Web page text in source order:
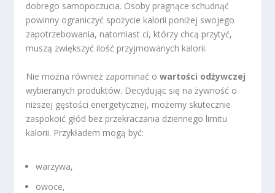
dobrego samopoczucia. Osoby pragnące schudnąć
powinny ograniczyć spożycie kalorii poniżej swojego
zapotrzebowania, natomiast ci, którzy chcą przytyć,
muszą zwiększyć ilość przyjmowanych kalorii.
Nie można również zapominać owartości odżywczej
wybieranych produktów. Decydując się na żywność o
niższej gęstości energetycznej, możemy skutecznie
zaspokoić głód bez przekraczania dziennego limitu
kalorii. Przykładem mogą być:
warzywa,
owoce,